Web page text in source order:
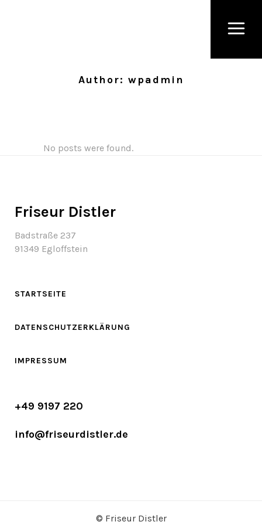
Author: wpadmin
No posts were found.
Friseur Distler
Badstraße 237
91349 Egloffstein
STARTSEITE
DATENSCHUTZERKLÄRUNG
IMPRESSUM
+49 9197 220
info@friseurdistler.de
© Friseur Distler